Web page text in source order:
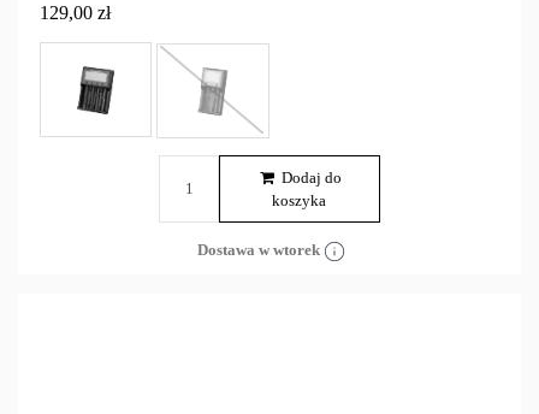
129,00 zł
Dodaj do
koszyka
Dostawa w wtorek